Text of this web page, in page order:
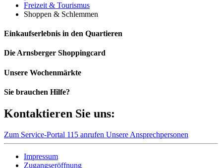
Freizeit & Tourismus
Shoppen & Schlemmen
Einkaufserlebnis in den Quartieren
Die Arnsberger Shoppingcard
Unsere Wochenmärkte
Sie brauchen Hilfe?
Kontaktieren Sie uns:
Zum Service-Portal 115 anrufen Unsere Ansprechpersonen
Impressum
Zugangseröffnung